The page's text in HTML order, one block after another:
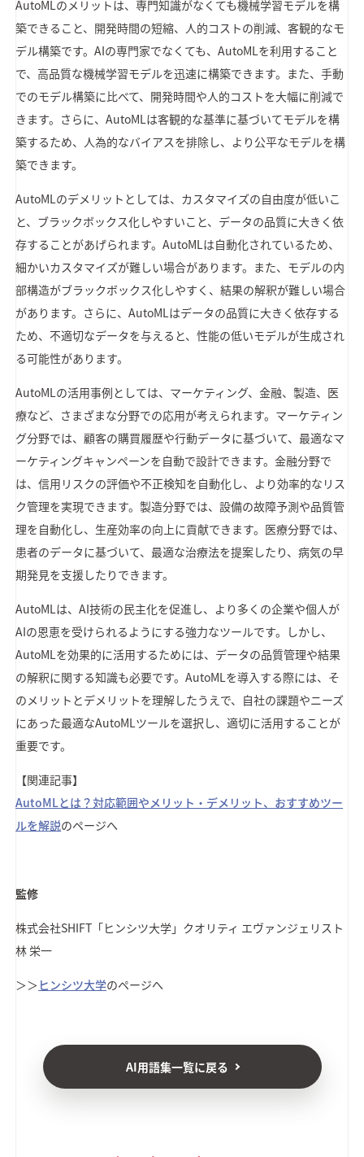
AutoMLのメリットは、専門知識がなくても機械学習モデルを構
築できること、開発時間の短縮、人的コストの削減、客観的なモ
デル構築です。AIの専門家でなくても、AutoMLを利用すること
で、高品質な機械学習モデルを迅速に構築できます。また、手動
でのモデル構築に比べて、開発時間や人的コストを大幅に削減で
きます。さらに、AutoMLは客観的な基準に基づいてモデルを構
築するため、人為的なバイアスを排除し、より公平なモデルを構
築できます。
AutoMLのデメリットとしては、カスタマイズの自由度が低いこ
と、ブラックボックス化しやすいこと、データの品質に大きく依
存することがあげられます。AutoMLは自動化されているため、
細かいカスタマイズが難しい場合があります。また、モデルの内
部構造がブラックボックス化しやすく、結果の解釈が難しい場合
があります。さらに、AutoMLはデータの品質に大きく依存する
ため、不適切なデータを与えると、性能の低いモデルが生成され
る可能性があります。
AutoMLの活用事例としては、マーケティング、金融、製造、医
療など、さまざまな分野での応用が考えられます。マーケティン
グ分野では、顧客の購買履歴や行動データに基づいて、最適なマ
ーケティングキャンペーンを自動で設計できます。金融分野で
は、信用リスクの評価や不正検知を自動化し、より効率的なリス
ク管理を実現できます。製造分野では、設備の故障予測や品質管
理を自動化し、生産効率の向上に貢献できます。医療分野では、
患者のデータに基づいて、最適な治療法を提案したり、病気の早
期発見を支援したりできます。
AutoMLは、AI技術の民主化を促進し、より多くの企業や個人が
AIの恩恵を受けられるようにする強力なツールです。しかし、
AutoMLを効果的に活用するためには、データの品質管理や結果
の解釈に関する知識も必要です。AutoMLを導入する際には、そ
のメリットとデメリットを理解したうえで、自社の課題やニーズ
にあった最適なAutoMLツールを選択し、適切に活用することが
重要です。
【関連記事】
AutoMLとは？対応範囲やメリット・デメリット、おすすめツー
ルを解説のページへ
監修
株式会社SHIFT 「ヒンシツ大学」クオリティ エヴァンジェリスト
林 栄一
＞＞ ヒンシツ大学のページへ
AI用語集一覧に戻る